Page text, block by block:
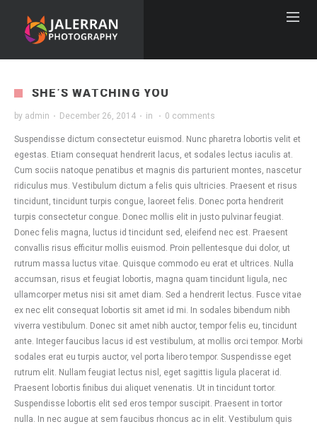
SHE’S WATCHING YOU
by admin · December 26, 2014 · in · 0 comments
Suspendisse dictum consectetur euismod. Nunc pharetra lobortis velit et
egestas. Etiam consequat hendrerit lacus, et sodales lectus iaculis at.
Cum sociis natoque penatibus et magnis dis parturient montes, nascetur
ridiculus mus. Vestibulum dictum a felis quis ultricies. Praesent et risus
tincidunt, tincidunt turpis congue, laoreet felis. Donec porta hendrerit
turpis consectetur congue. Donec mollis elit in justo pulvinar feugiat.
Donec felis magna, luctus id tincidunt sed, eleifend nec est. Praesent
convallis risus efficitur mollis euismod. Proin pellentesque dui dolor, ut
rutrum massa luctus vitae. Quisque commodo eu erat et ultrices. Nulla
accumsan, risus et feugiat lobortis, magna quam tincidunt ligula, nec
ullamcorper metus nisi sit amet diam. Sed a hendrerit lectus. Fusce vitae
ex nec elit consequat lobortis sit amet id mi. In sodales bibendum nibh
viverra vestibulum. Donec sit amet nibh auctor, tempor felis eu, tincidunt
ante. Integer faucibus lacus id est vestibulum, at mollis orci tempor. Morbi
sodales erat eu turpis auctor, vel porta libero tempor. Suspendisse eget
rutrum elit. Nullam feugiat lectus nisl, eget sagittis ligula placerat id.
Praesent lobortis finibus dui aliquet venenatis. Ut in tincidunt tortor.
Suspendisse lobortis elit sed eros tempor suscipit. Praesent in tortor
nulla. In nec augue at sem faucibus rhoncus ac in elit. Vestibulum quis